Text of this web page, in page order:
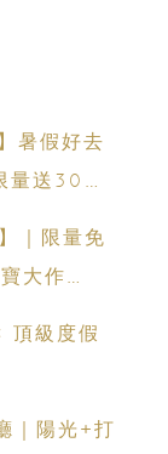
暑假好去
送30套
｜限量免
大作
頂級度假
｜陽光+打